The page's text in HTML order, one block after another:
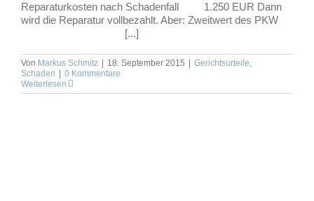
Reparaturkosten nach Schadenfall 1.250 EUR Dann
wird die Reparatur vollbezahlt. Aber: Zweitwert des PKW
[...]
Von Markus Schmitz 18. September 2015 Gerichtsurteile,
Schaden
0 Kommentare
Weiterlesen